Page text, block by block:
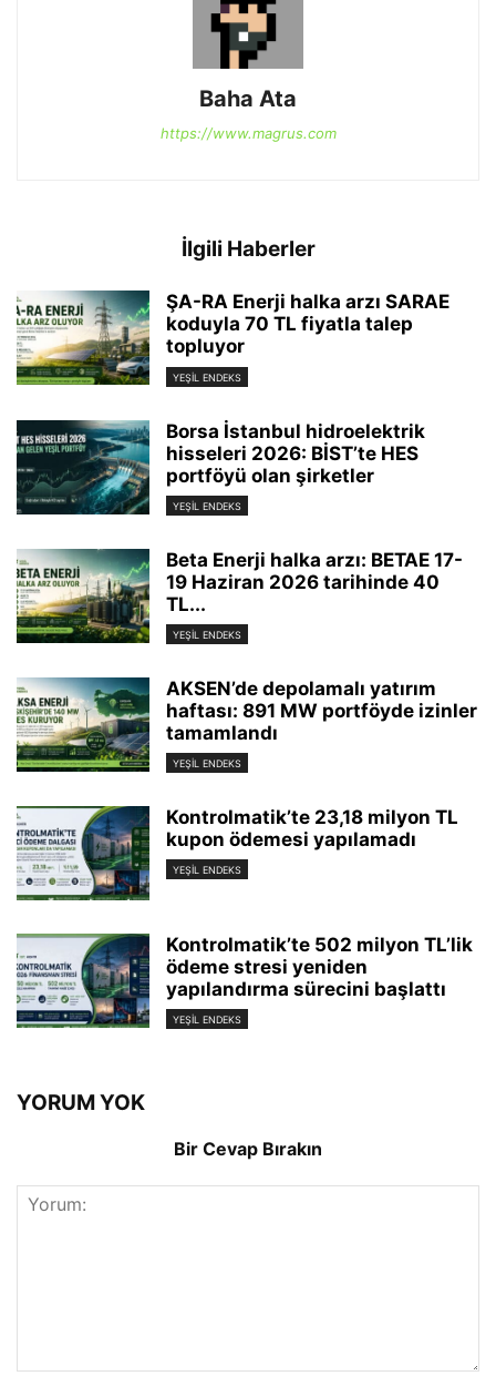
Baha Ata
https://www.magrus.com
İlgili Haberler
ŞA-RA Enerji halka arzı SARAE
koduyla 70 TL fiyatla talep
topluyor
YEŞIL ENDEKS
Borsa İstanbul hidroelektrik
hisseleri 2026: BİST’te HES
portföyü olan şirketler
YEŞIL ENDEKS
Beta Enerji halka arzı: BETAE 17-
19 Haziran 2026 tarihinde 40
TL...
YEŞIL ENDEKS
AKSEN’de depolamalı yatırım
haftası: 891 MW portföyde izinler
tamamlandı
YEŞIL ENDEKS
Kontrolmatik’te 23,18 milyon TL
kupon ödemesi yapılamadı
YEŞIL ENDEKS
Kontrolmatik’te 502 milyon TL’lik
ödeme stresi yeniden
yapılandırma sürecini başlattı
YEŞIL ENDEKS
YORUM YOK
Bir Cevap Bırakın